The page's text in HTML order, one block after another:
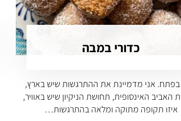
כדורי במבה
אני מדמיינת את ההתרגשות שיש בארץ,
האביב האינסופית, תחושת הניקיון שיש באוויר,
איזו תקופה מתוקה ומלאה בהתרגשות…